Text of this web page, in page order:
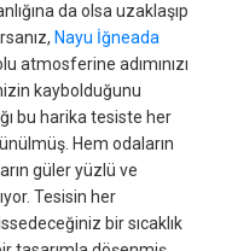
da olsa uzaklaşıp
Nayu İğneada
atmosferine adımınızı
kaybolduğunu
bu harika tesiste her
Hem odaların
güler yüzlü ve
Tesisin her
bir sıcaklık